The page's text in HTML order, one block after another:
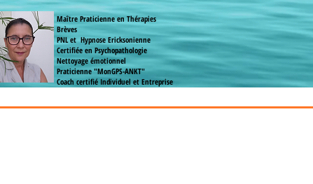
Maître Praticienne en Thérapies
Brèves
PNL et Hypnose Ericksonienne
Certifiée en Psychopathologie
Nettoyage émotionnel
Praticienne "MonGPS-ANKT"
Coach certifié Individuel et Entreprise